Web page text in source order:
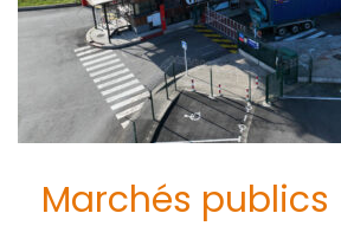
Marchés publics